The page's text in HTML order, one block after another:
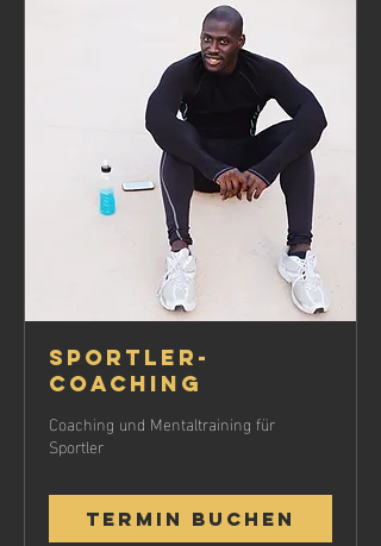
Sportler-
Coaching
Coaching und Mentaltraining für
Sportler
Termin buchen